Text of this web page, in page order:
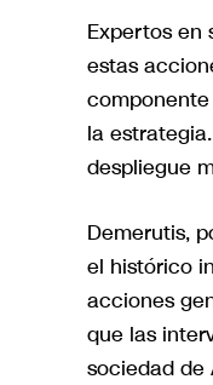
Expertos en
estas
la
despliegue
Demerutis,
el histórico
acciones
que las
sociedad de